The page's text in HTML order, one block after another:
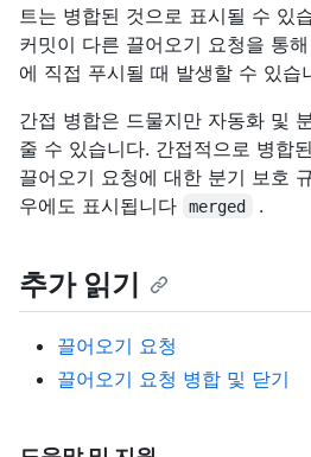
트는 병합된 것으로 표시될 수 있
커밋이 다른 끌어오기 요청을 통
에 직접 푸시될 때 발생할 수 있습
간접 병합은 드물지만 자동화 및
줄 수 있습니다. 간접적으로 병합
끌어오기 요청에 대한 분기 보호
우에도 표시됩니다
merged .
추가 읽기
끌어오기 요청
끌어오기 요청 병합 및 닫기